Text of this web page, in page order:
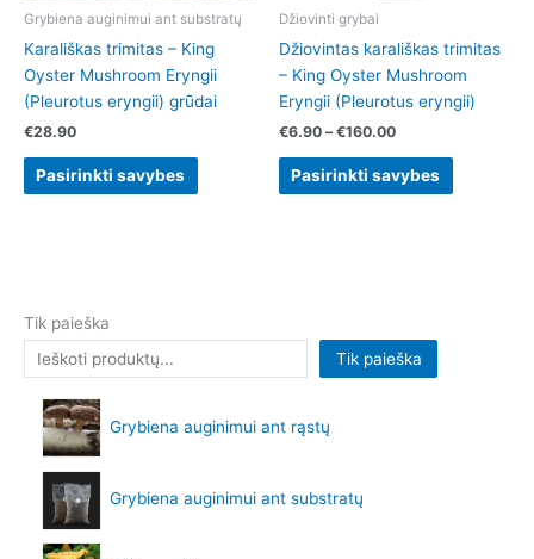
Grybiena auginimui ant substratų
Karališkas trimitas – King
Oyster Mushroom Eryngii
(Pleurotus eryngii) grūdai
€28.90
Pasirinkti savybes
chosen
on
the
product
Džiovinti grybai
Džiovintas karališkas trimitas
– King Oyster Mushroom
Eryngii (Pleurotus eryngii)
€6.90 – €160.00
Pasirinkti savybes
on
the
product
Tik paieška
Tik paieška
Grybiena auginimui ant rąstų
Grybiena auginimui ant substratų